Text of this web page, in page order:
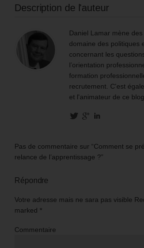
Description de l'auteur
Daniel Lamar mène
domaine des politiques
concernant les
l’orientation
formation
recrutement. C'est
et l'animateur de ce blog.
Pas de commentaire sur “Comment se
relance de l’apprentissage ?”
Répondre
Votre adresse mais ne sara pas visible
marked *
Commentaire